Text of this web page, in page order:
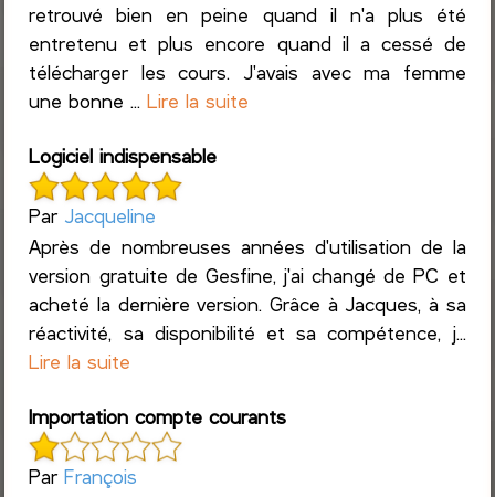
retrouvé bien en peine quand il n'a plus été
entretenu et plus encore quand il a cessé de
télécharger les cours. J'avais avec ma femme
une bonne ...Lire la suite
Logiciel indispensable
Par Jacqueline
Après de nombreuses années d'utilisation de la
version gratuite de Gesfine, j'ai changé de PC et
acheté la dernière version. Grâce à Jacques, à sa
réactivité, sa disponibilité et sa compétence, j...
Lire la suite
Importation compte courants
ParFrançois